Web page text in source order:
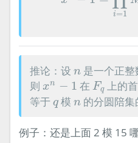
i=1
推论：设n
n 是一个正整
则xn − 1
xn 1 在Fq
Fq 上的
等于q
q模n
n 的分圆陪集
例子：还是上面 2 模 15